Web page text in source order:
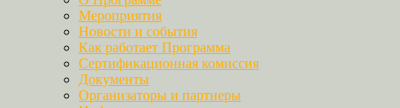
Мероприятия
Новости и события
Как работает Программа
Сертификационная комиссия
Документы
Организаторы и партнеры